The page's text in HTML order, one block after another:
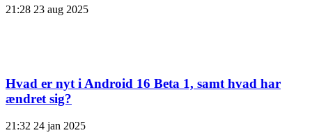
21:28 23 aug 2025
Hvad er nyt i Android 16 Beta 1, samt hvad har
ændret sig?
21:32 24 jan 2025